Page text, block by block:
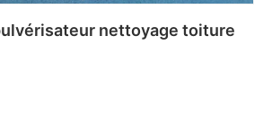
nettoyage toiture